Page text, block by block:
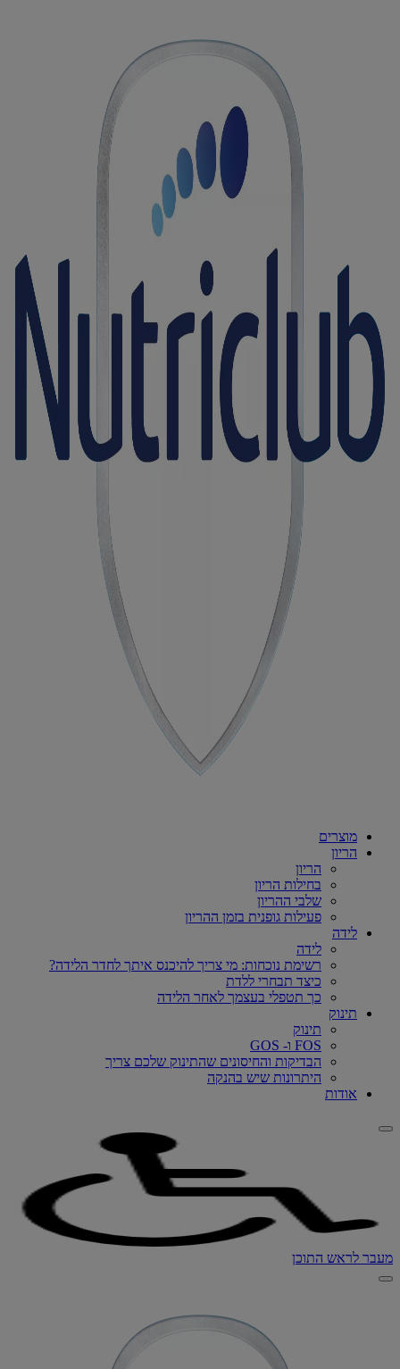
מוצרים
הריון
הריון
בחילות הריון
שלבי ההריון
פעילות גופנית בזמן ההריון
לידה
לידה
רשימת נוכחות: מי צריך להיכנס איתך לחדר הלידה?
כיצד תבחרי ללדת
כך תטפלי בעצמך לאחר הלידה
תינוק
תינוק
FOS ו- GOS
הבדיקות והחיסונים שהתינוק שלכם צריך
היתרונות שיש בהנקה
אודות
מעבר לראש התוכן